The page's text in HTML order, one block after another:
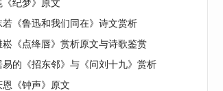
《纪梦》原文
若《鲁迅和我们同在》诗文赏析
崧《点绛唇》赏析原文与诗歌鉴赏
易的《招东邻》与《问刘十九》赏析
恩《钟声》原文